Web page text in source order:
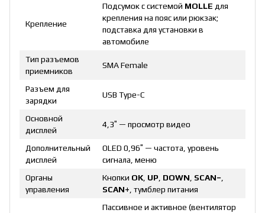
Крепление
Подсумок с системой MOLLE для
крепления на пояс или рюкзак;
подставка для установки в
автомобиле
Тип разъемов
приемников
SMA Female
Разъем для
зарядки
USB Type-C
Основной
дисплей
4,3″ — просмотр видео
Дополнительный
дисплей
OLED 0,96″ — частота, уровень
сигнала, меню
Органы
управления
Кнопки OK UP DOWN SCAN−
SCAN+ , тумблер питания
Пассивное и активное (вентилятор